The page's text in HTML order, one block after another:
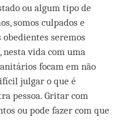
ou algum tipo de
somos culpados e
seremos
nesta vida com uma
focam em não
julgar o que é
pessoa. Gritar com
ou pode fazer com que